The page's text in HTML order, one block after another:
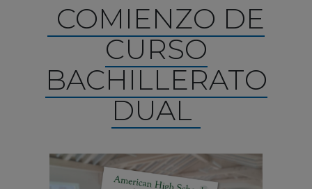
COMIENZO DE
CURSO
BACHILLERATO
DUAL